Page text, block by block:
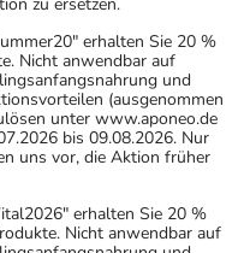
erhalten Sie 20 %
Nicht anwendbar auf
und
(ausgenommen
unter www.aponeo.de
bis 09.08.2026. Nur
uns vor, die Aktion früher
erhalten Sie 20 %
Nicht anwendbar auf